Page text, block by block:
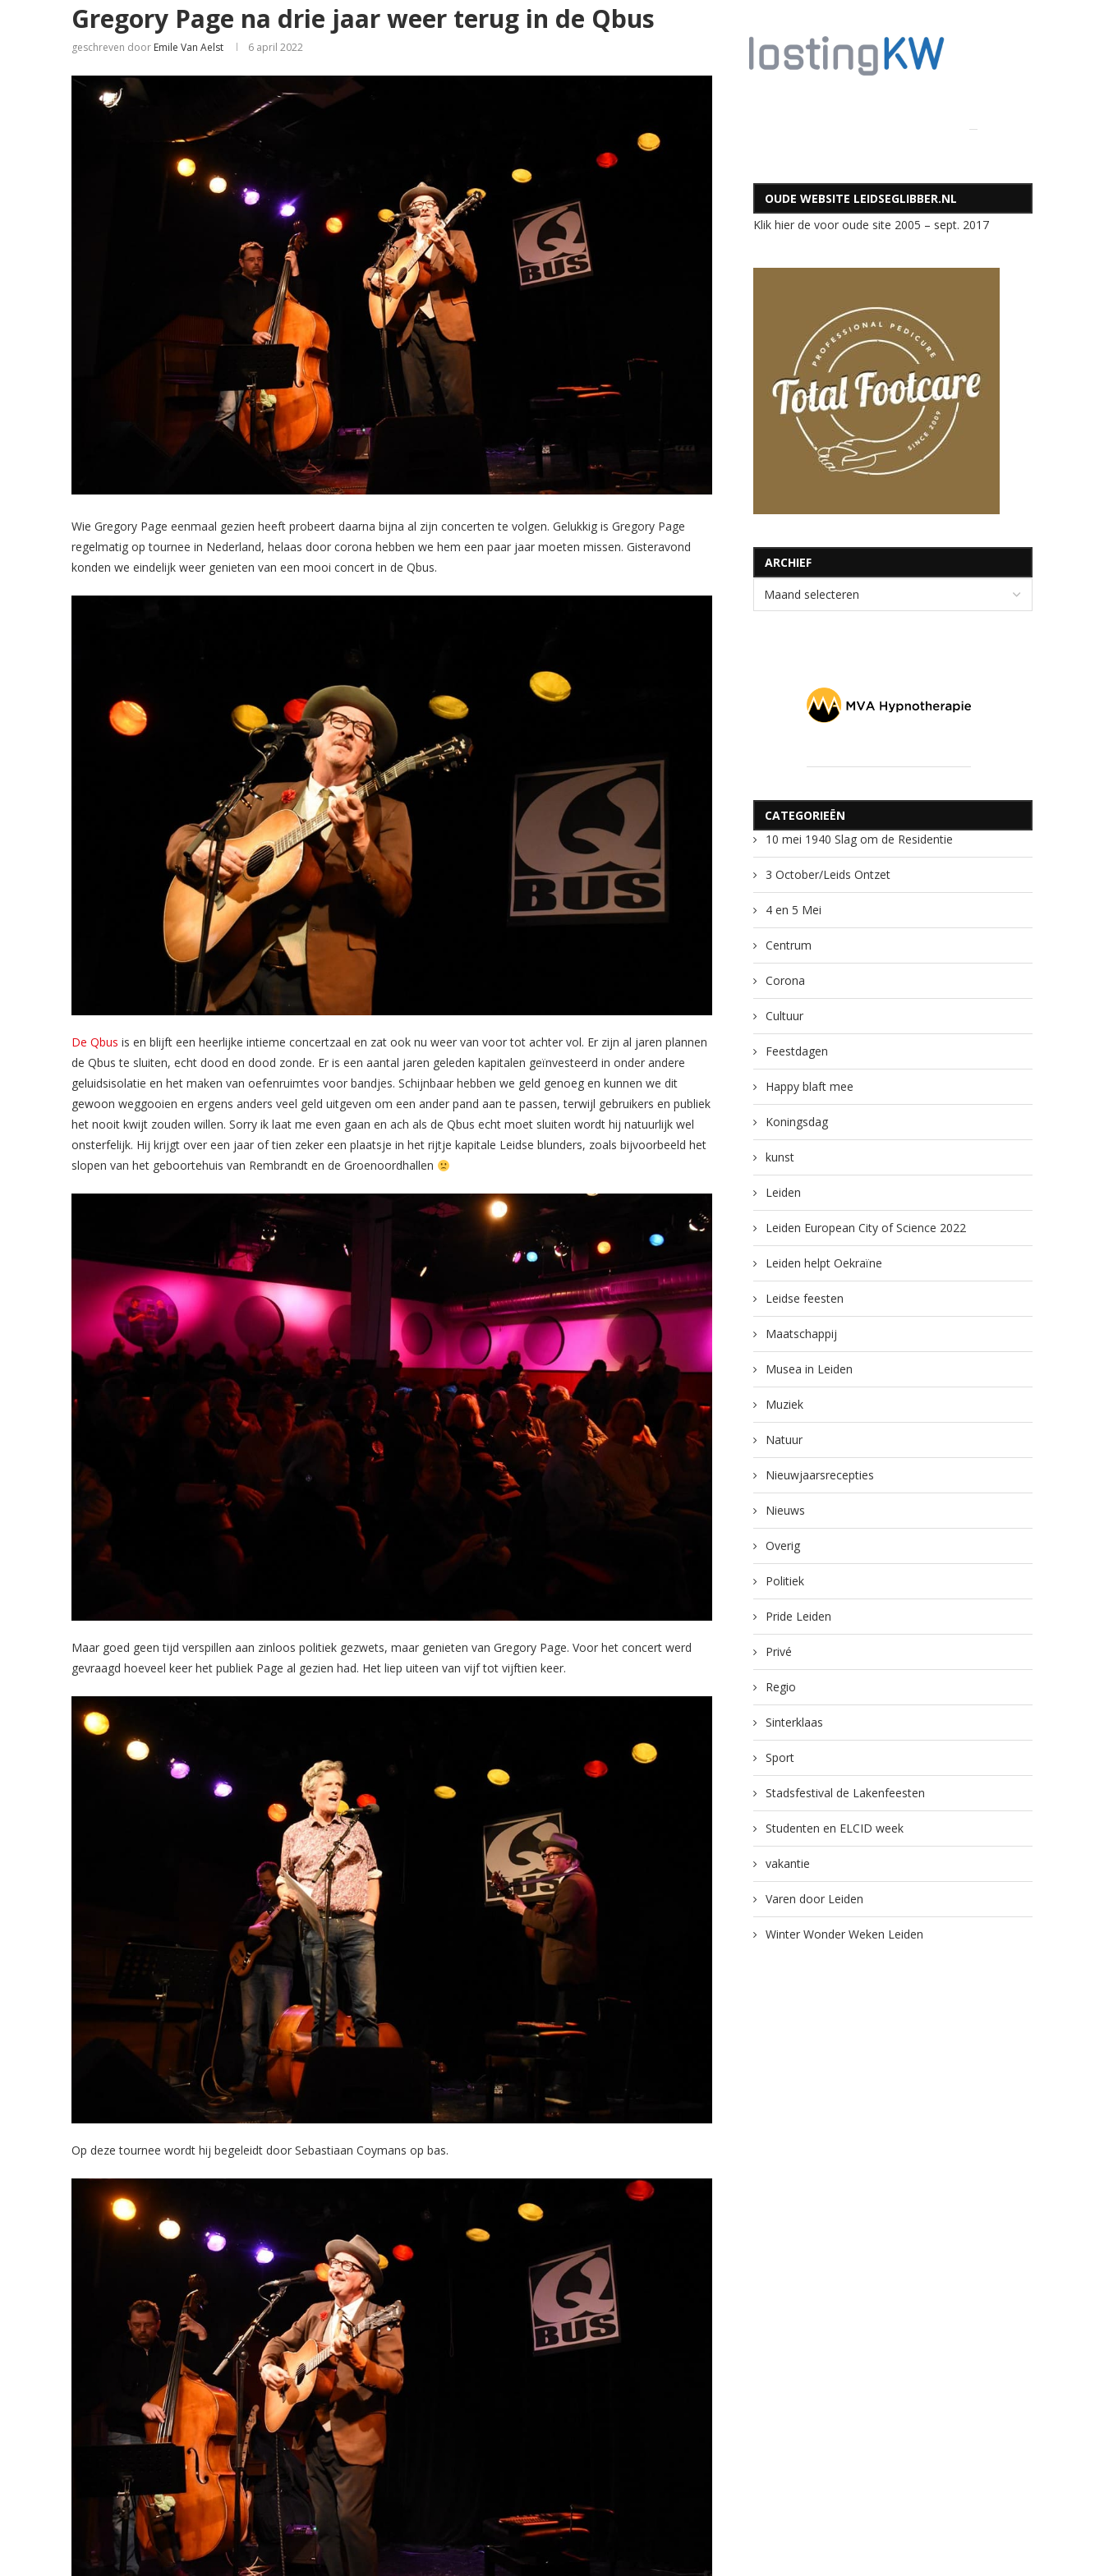
Gregory Page na drie jaar weer terug in de Qbus
geschreven door Emile Van Aelst 6 april 2022
Wie Gregory Page eenmaal gezien heeft probeert daarna bijna al zijn concerten te volgen. Gelukkig is Gregory Page
regelmatig op tournee in Nederland, helaas door corona hebben we hem een paar jaar moeten missen. Gisteravond
konden we eindelijk weer genieten van een mooi concert in de Qbus.
De Qbus is en blijft een heerlijke intieme concertzaal en zat ook nu weer van voor tot achter vol. Er zijn al jaren plannen
de Qbus te sluiten, echt dood en dood zonde. Er is een aantal jaren geleden kapitalen geïnvesteerd in onder andere
geluidsisolatie en het maken van oefenruimtes voor bandjes. Schijnbaar hebben we geld genoeg en kunnen we dit
gewoon weggooien en ergens anders veel geld uitgeven om een ander pand aan te passen, terwijl gebruikers en publiek
het nooit kwijt zouden willen. Sorry ik laat me even gaan en ach als de Qbus echt moet sluiten wordt hij natuurlijk wel
onsterfelijk. Hij krijgt over een jaar of tien zeker een plaatsje in het rijtje kapitale Leidse blunders, zoals bijvoorbeeld het
slopen van het geboortehuis van Rembrandt en de Groenoordhallen
Maar goed geen tijd verspillen aan zinloos politiek gezwets, maar genieten van Gregory Page. Voor het concert werd
gevraagd hoeveel keer het publiek Page al gezien had. Het liep uiteen van vijf tot vijftien keer.
Op deze tournee wordt hij begeleidt door Sebastiaan Coymans op bas.
OUDE WEBSITE LEIDSEGLIBBER.NL
Klik hier de voor oude site 2005 – sept. 2017
ARCHIEF
CATEGORIEËN
10 mei 1940 Slag om de Residentie
3 October/Leids Ontzet
4 en 5 Mei
Centrum
Corona
Cultuur
Feestdagen
Happy blaft mee
Koningsdag
kunst
Leiden
Leiden European City of Science 2022
Leiden helpt Oekraïne
Leidse feesten
Maatschappij
Musea in Leiden
Muziek
Natuur
Nieuwjaarsrecepties
Nieuws
Overig
Politiek
Pride Leiden
Privé
Regio
Sinterklaas
Sport
Stadsfestival de Lakenfeesten
Studenten en ELCID week
vakantie
Varen door Leiden
Winter Wonder Weken Leiden